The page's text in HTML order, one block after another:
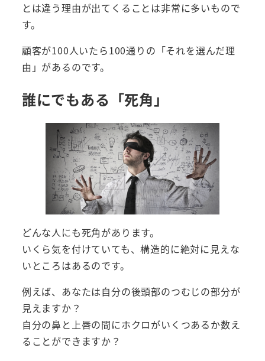
とは違う理由が出てくることは非常に多いもので
す。
顧客が100人いたら100通りの「それを選んだ理
由」があるのです。
誰にでもある「死角」
どんな人にも死角があります。
いくら気を付けていても、構造的に絶対に見えな
いところはあるのです。
例えば、あなたは自分の後頭部のつむじの部分が
見えますか？
自分の鼻と上唇の間にホクロがいくつあるか数え
ることができますか？